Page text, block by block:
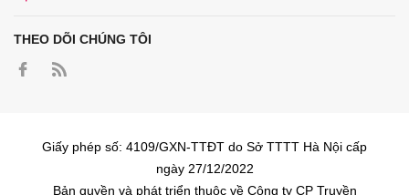
THEO DÕI CHÚNG TÔI
Giấy phép số: 4109/GXN-TTĐT do Sở TTTT Hà Nội cấp
ngày 27/12/2022
Bản quyền và phát triển thuộc về Công ty CP Truyền